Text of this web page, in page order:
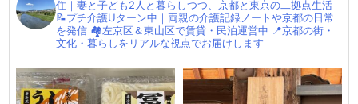
住｜妻と子ども2人と暮らしつつ、京都と東京の二拠点生活
📝プチ介護Uターン中｜両親の介護記録ノートや京都の日常
を発信 🏘左京区＆東山区で賃貸・民泊運営中 📍京都の街・
文化・暮らしをリアルな視点でお届けします